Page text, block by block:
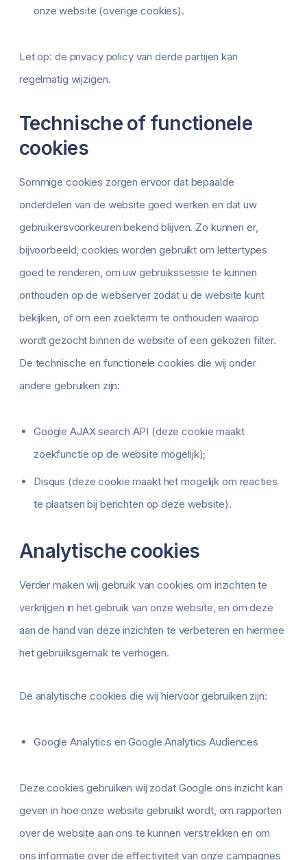
onze website (overige cookies).
Let op: de privacy policy van derde partijen kan
regelmatig wijzigen.
Technische of functionele
cookies
Sommige cookies zorgen ervoor dat bepaalde
onderdelen van de website goed werken en dat uw
gebruikersvoorkeuren bekend blijven. Zo kunnen er,
bijvoorbeeld, cookies worden gebruikt om lettertypes
goed te renderen, om uw gebruikssessie te kunnen
onthouden op de webserver zodat u de website kunt
bekijken, of om een zoekterm te onthouden waarop
wordt gezocht binnen de website of een gekozen filter.
De technische en functionele cookies die wij onder
andere gebruiken zijn:
Google AJAX search API (deze cookie maakt
zoekfunctie op de website mogelijk);
Disqus (deze cookie maakt het mogelijk om reacties
te plaatsen bij berichten op deze website).
Analytische cookies
Verder maken wij gebruik van cookies om inzichten te
verkrijgen in het gebruik van onze website, en om deze
aan de hand van deze inzichten te verbeteren en hiermee
het gebruiksgemak te verhogen.
De analytische cookies die wij hiervoor gebruiken zijn:
Google Analytics en Google Analytics Audiences
Deze cookies gebruiken wij zodat Google ons inzicht kan
geven in hoe onze website gebruikt wordt, om rapporten
over de website aan ons te kunnen verstrekken en om
ons informatie over de effectiviteit van onze campagnes